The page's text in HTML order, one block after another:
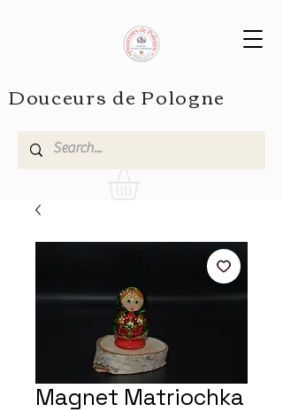
Douceurs de Pologne
Magnet Matriochka